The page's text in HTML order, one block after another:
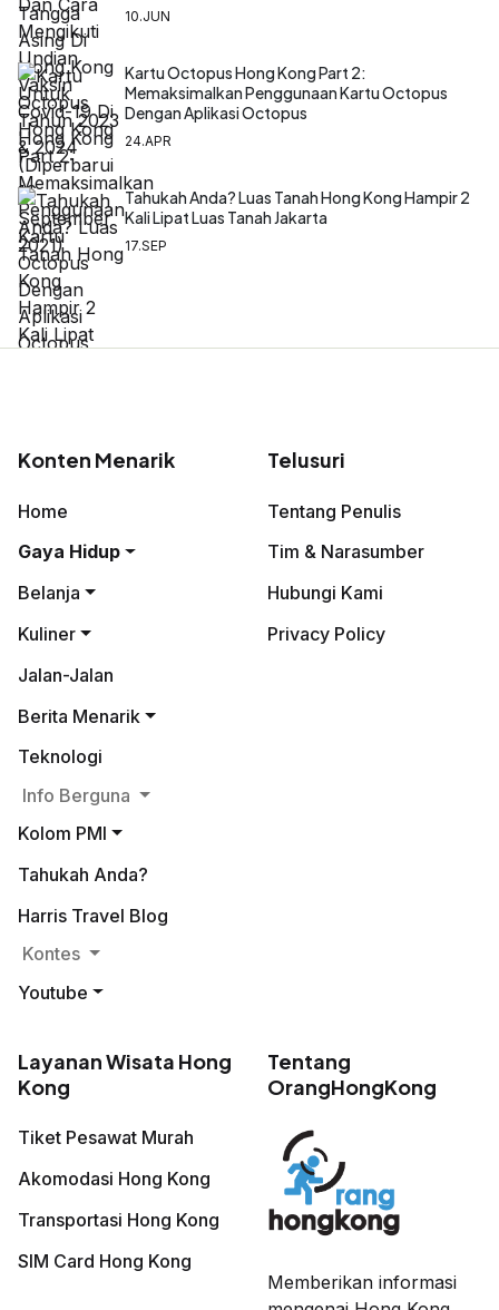
10.JUN
Kartu Octopus Hong Kong Part 2:
Memaksimalkan Penggunaan Kartu Octopus
Dengan Aplikasi Octopus
24.APR
Tahukah Anda? Luas Tanah Hong Kong Hampir 2
Kali Lipat Luas Tanah Jakarta
17.SEP
Konten Menarik
Home
Gaya Hidup
Belanja
Kuliner
Jalan-Jalan
Berita Menarik
Teknologi
Info Berguna
Kolom PMI
Tahukah Anda?
Harris Travel Blog
Kontes
Youtube
Telusuri
Tentang Penulis
Tim & Narasumber
Hubungi Kami
Privacy Policy
Layanan Wisata Hong
Kong
Tiket Pesawat Murah
Akomodasi Hong Kong
Transportasi Hong Kong
SIM Card Hong Kong
Tentang
OrangHongKong
Memberikan informasi